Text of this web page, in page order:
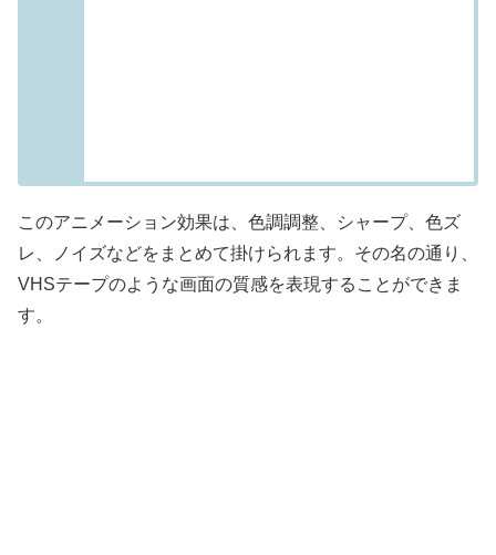
このアニメーション効果は、色調調整、シャープ、色ズ
レ、ノイズなどをまとめて掛けられます。その名の通り、
VHSテープのような画面の質感を表現することができま
す。